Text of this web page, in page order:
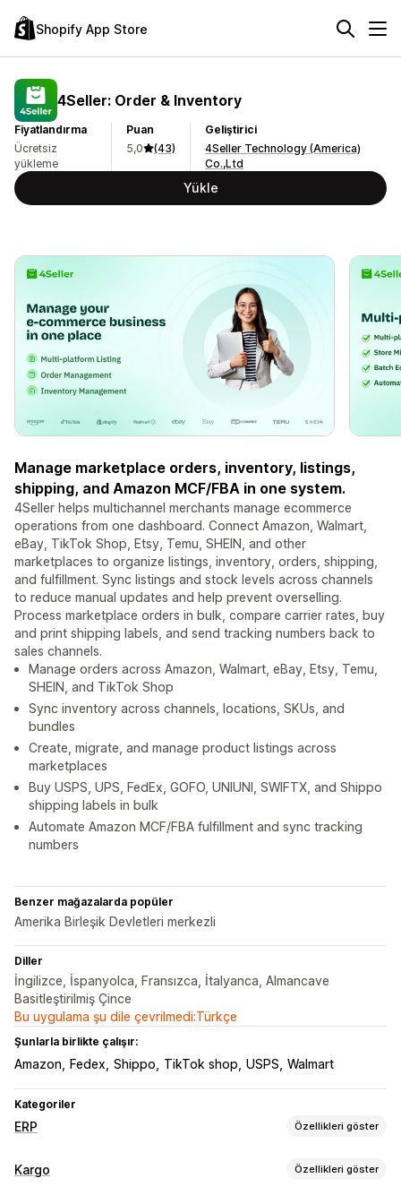
Shopify App Store
4Seller: Order & Inventory
Fiyatlandırma
Ücretsiz
yükleme
Puan
5,0
(43)
Geliştirici
4Seller Technology (America)
Co.,Ltd
Yükle
Manage marketplace orders, inventory, listings,
shipping, and Amazon MCF/FBA in one system.
4Seller helps multichannel merchants manage ecommerce
operations from one dashboard. Connect Amazon, Walmart,
eBay, TikTok Shop, Etsy, Temu, SHEIN, and other
marketplaces to organize listings, inventory, orders, shipping,
and fulfillment. Sync listings and stock levels across channels
to reduce manual updates and help prevent overselling.
Process marketplace orders in bulk, compare carrier rates, buy
and print shipping labels, and send tracking numbers back to
sales channels.
Manage orders across Amazon, Walmart, eBay, Etsy, Temu,
SHEIN, and TikTok Shop
Sync inventory across channels, locations, SKUs, and
bundles
Create, migrate, and manage product listings across
marketplaces
Buy USPS, UPS, FedEx, GOFO, UNIUNI, SWIFTX, and Shippo
shipping labels in bulk
Automate Amazon MCF/FBA fulfillment and sync tracking
numbers
Benzer mağazalarda popüler
Amerika Birleşik Devletleri merkezli
Diller
İngilizce, İspanyolca, Fransızca, İtalyanca, Almancave
Basitleştirilmiş Çince
Bu uygulama şu dile çevrilmedi:Türkçe
Şunlarla birlikte çalışır:
Amazon Fedex Shippo TikTok shop USPS Walmart
Kategoriler
ERP Özellikleri göster
Sipariş işleme
Kargo Özellikleri göster